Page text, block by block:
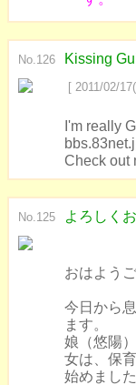
No.126 Kissing
[ 2011/02/
I'm really
Check out
No.125 よろしく
おはよう
今日から
ます。
娘（悠陽
女は、保
始めました